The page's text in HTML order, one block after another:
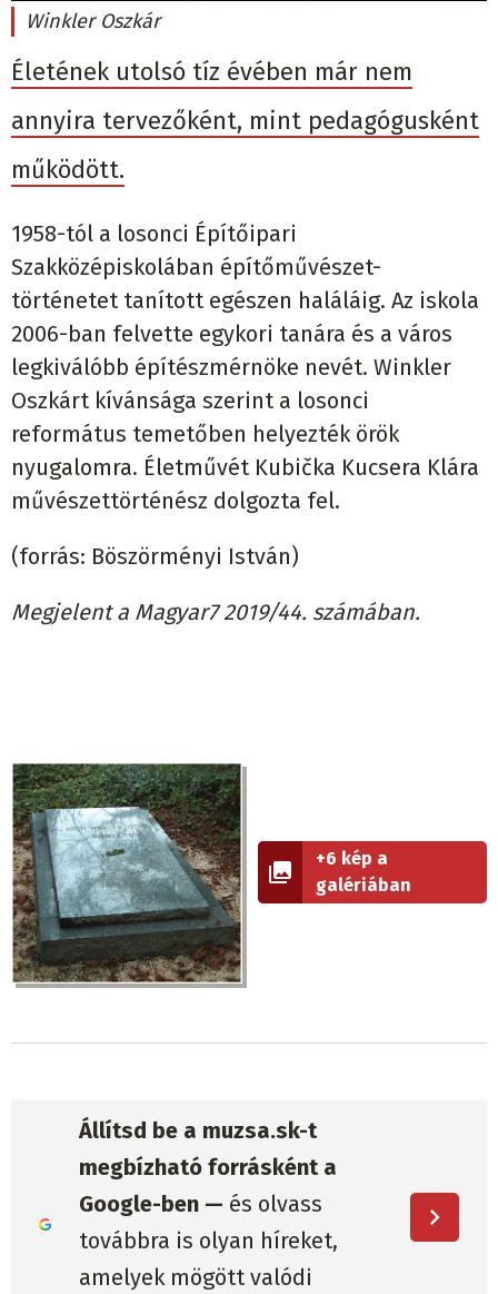
Winkler Oszkár
Életének utolsó tíz évében már nem
annyira tervezőként, mint pedagógusként
működött.
1958-tól a losonci Építőipari
Szakközépiskolában építőművészet-
történetet tanított egészen haláláig. Az iskola
2006-ban felvette egykori tanára és a város
legkiválóbb építészmérnöke nevét. Winkler
Oszkárt kívánsága szerint a losonci
református temetőben helyezték örök
nyugalomra. Életművét Kubička Kucsera Klára
művészettörténész dolgozta fel.
(forrás: Böszörményi István)
Megjelent a Magyar7 2019/44. számában.
+6 kép a
galériában
Állítsd be a muzsa.sk-t
megbízható forrásként a
Google-ben — és olvass
továbbra is olyan híreket,
amelyek mögött valódi